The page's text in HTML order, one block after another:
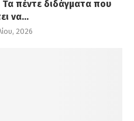
πέντε διδάγματα που
να...
2026